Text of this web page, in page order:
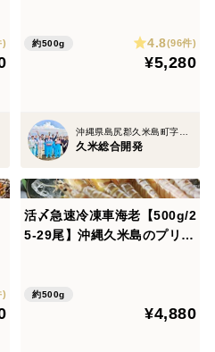
)
【真空パック】【お刺身可】
【専用化粧箱】【熨斗可※名
約500g 4.8(96件)
¥5,280
久米総合開発
)
活〆急速冷凍車海老【500g/2
5-29尾】沖縄久米島のプリっ
【真空パック】【お刺身可】
【専用化粧箱】【熨斗可※名
約500g
¥4,880